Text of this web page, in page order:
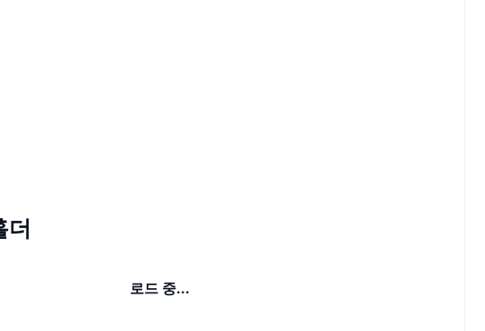
로드 중...